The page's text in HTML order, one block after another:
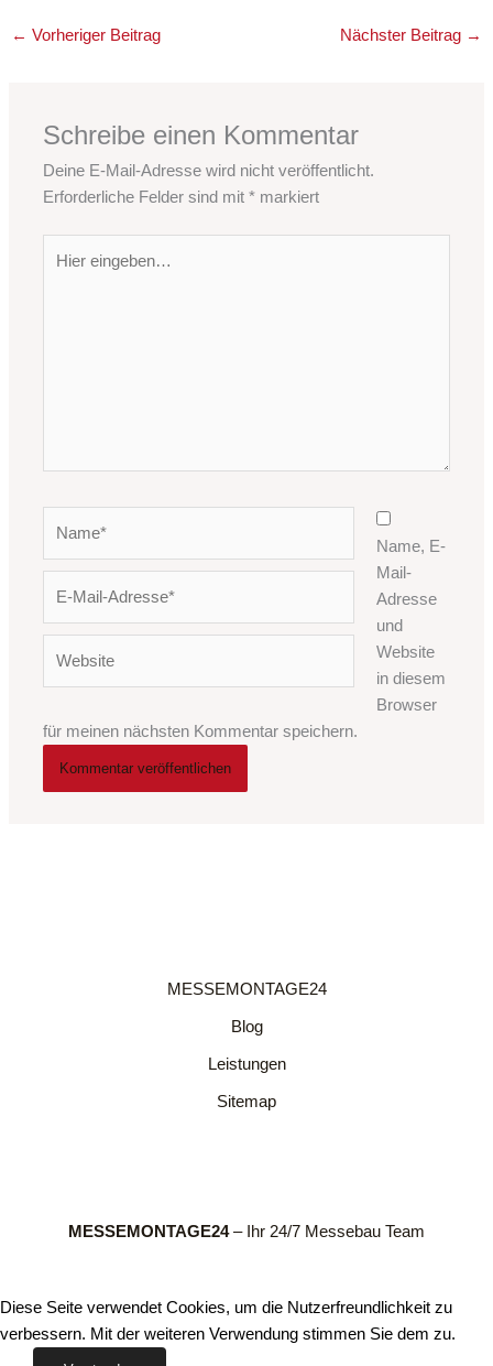
← Vorheriger Beitrag Nächster Beitrag →
Schreibe einen Kommentar
Deine E-Mail-Adresse wird nicht veröffentlicht.
Erforderliche Felder sind mit* markiert
eingeben…
Adresse*
Name, E-
Mail-
Adresse
und
Website
in diesem
Browser
für meinen nächsten Kommentar speichern.
MESSEMONTAGE24
Blog
Leistungen
Sitemap
MESSEMONTAGE24– Ihr 24/7 Messebau Team
Diese Seite verwendet Cookies, um die Nutzerfreundlichkeit zu
verbessern. Mit der weiteren Verwendung stimmen Sie dem zu.